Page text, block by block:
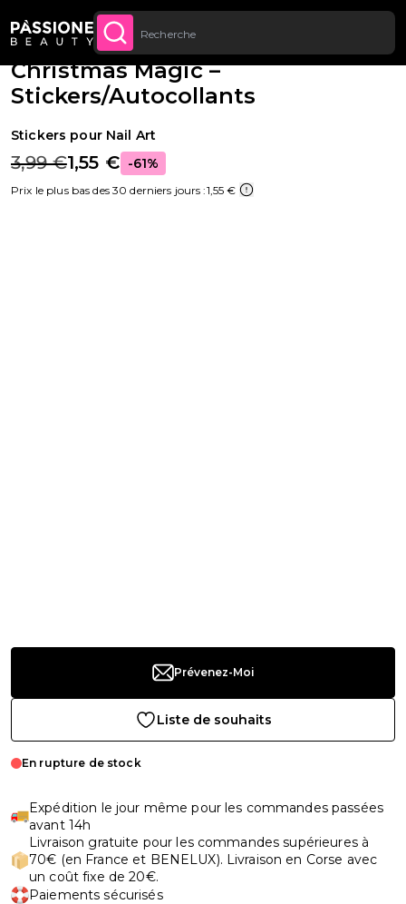
Jusqu’à 20 € de réduction sur votre
première commande
CONTENU
Fil d'Ariane
Nail art Stickers
Christmas Magic –
Stickers/Autocollants
Stickers pour Nail Art
3,99 €1,55 € -61%
Prix le plus bas des 30 derniers jours :1,55 €
Prévenez-Moi
Liste de souhaits
En rupture de stock
Expédition le jour même pour les commandes passées
avant 14h
Livraison gratuite pour les commandes supérieures à
70€ (en France et BENELUX). Livraison en Corse avec
un coût fixe de 20€.
Paiements sécurisés